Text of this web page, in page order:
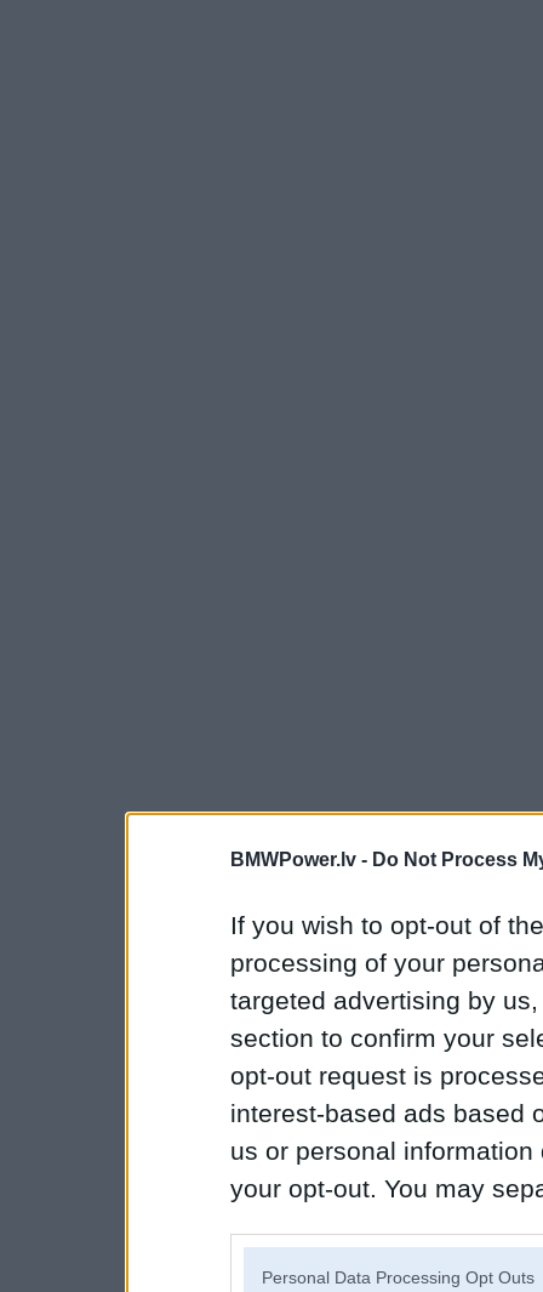
BMWPower.lv - Do Not Process
If you wish to opt-out of
processing of your
targeted advertising by
section to confirm your
opt-out request is
interest-based ads based
us or personal
your opt-out. You may
Personal Data Processing Opt Outs